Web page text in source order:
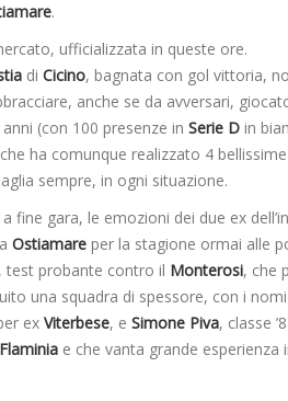
.
ufficializzata in queste ore.
di Cicino, bagnata con gol vittoria,
anche se da avversari,
(con 100 presenze in Serie D in
ha comunque realizzato 4
sempre, in ogni situazione.
fine gara, le emozioni dei due ex
Ostiamare per la stagione ormai alle
test probante contro il Monterosi, che
una squadra di spessore, con i
ex Viterbese, e Simone Piva, classe
e che vanta grande esperienza